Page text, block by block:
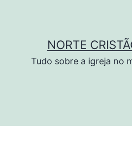
NORTE
Tudo sobre a igreja no